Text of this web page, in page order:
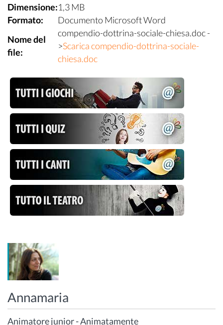
Dimensione:1,3 MB
Formato:
Documento Microsoft Word
Nome del
file:
compendio-dottrina-sociale-chiesa.doc -
>Scarica compendio-dottrina-sociale-
chiesa.doc
Annamaria
Animatore junior - Animatamente